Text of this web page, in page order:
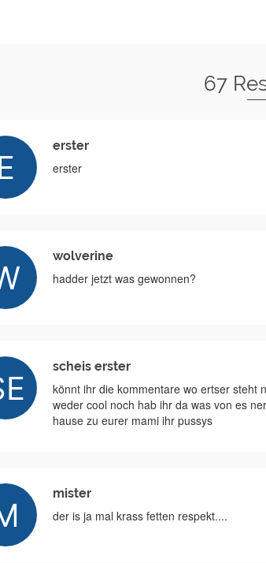
67
erster
erster
wolverine
hadder jetzt was gewonnen?
scheis erster
könnt ihr die kommentare wo ertser steht
weder cool noch hab ihr da was von es
hause zu eurer mami ihr pussys
mister
der is ja mal krass fetten respekt....